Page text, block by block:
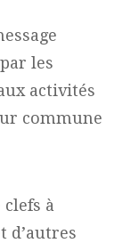
les
activités
commune
à
d’autres